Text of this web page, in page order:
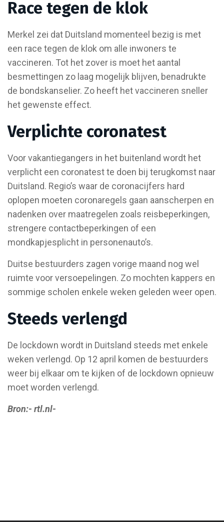
Race tegen de klok
Merkel zei dat Duitsland momenteel bezig is met
een race tegen de klok om alle inwoners te
vaccineren. Tot het zover is moet het aantal
besmettingen zo laag mogelijk blijven, benadrukte
de bondskanselier. Zo heeft het vaccineren sneller
het gewenste effect.
Verplichte coronatest
Voor vakantiegangers in het buitenland wordt het
verplicht een coronatest te doen bij terugkomst naar
Duitsland. Regio’s waar de coronacijfers hard
oplopen moeten coronaregels gaan aanscherpen en
nadenken over maatregelen zoals reisbeperkingen,
strengere contactbeperkingen of een
mondkapjesplicht in personenauto’s.
Duitse bestuurders zagen vorige maand nog wel
ruimte voor versoepelingen. Zo mochten kappers en
sommige scholen enkele weken geleden weer open.
Steeds verlengd
De lockdown wordt in Duitsland steeds met enkele
weken verlengd. Op 12 april komen de bestuurders
weer bij elkaar om te kijken of de lockdown opnieuw
moet worden verlengd.
Bron:- rtl.nl-